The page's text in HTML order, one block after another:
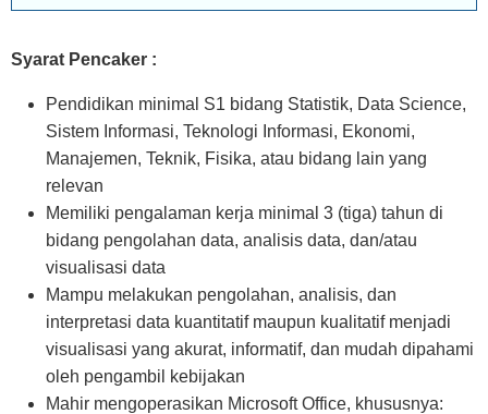
Syarat Pencaker :
Pendidikan minimal S1 bidang Statistik, Data Science,
Sistem Informasi, Teknologi Informasi, Ekonomi,
Manajemen, Teknik, Fisika, atau bidang lain yang
relevan
Memiliki pengalaman kerja minimal 3 (tiga) tahun di
bidang pengolahan data, analisis data, dan/atau
visualisasi data
Mampu melakukan pengolahan, analisis, dan
interpretasi data kuantitatif maupun kualitatif menjadi
visualisasi yang akurat, informatif, dan mudah dipahami
oleh pengambil kebijakan
Mahir mengoperasikan Microsoft Office, khususnya: